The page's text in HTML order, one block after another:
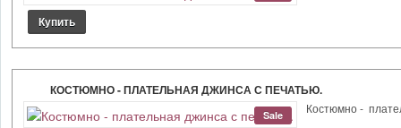
КОСТЮМНО - ПЛАТЕЛЬНАЯ ДЖИНСА С ПЕЧАТЬЮ.
Sale Костюмно -